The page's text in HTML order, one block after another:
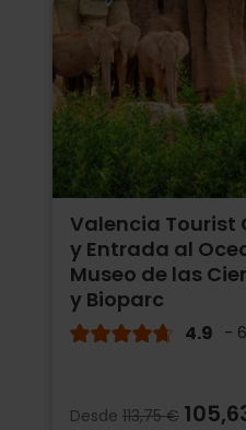
Valencia Tourist
y Entrada al
Museo de las
y Bioparc
4.9 -
Desde 113,75 €